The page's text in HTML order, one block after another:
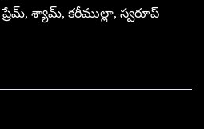
ప్రేమ్, శ్యామ్, కరీముల్లా, స్వరూప్